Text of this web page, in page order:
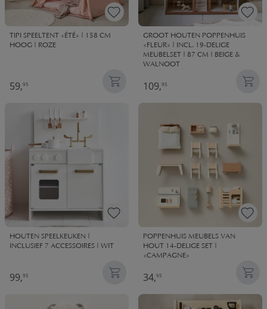
TIPI SPEELTENT «ÉTÉ» | 158 CM
HOOG | ROZE
59,95
GROOT HOUTEN POPPENHUIS
«FLEUR» | INCL. 19-DELIGE
MEUBELSET | 87 CM | BEIGE &
WALNOOT
109,95
HOUTEN SPEELKEUKEN |
INCLUSIEF 7 ACCESSOIRES | WIT
99,95
POPPENHUIS MEUBELS VAN
HOUT 14-DELIGE SET |
«CAMPAGNE»
34,95